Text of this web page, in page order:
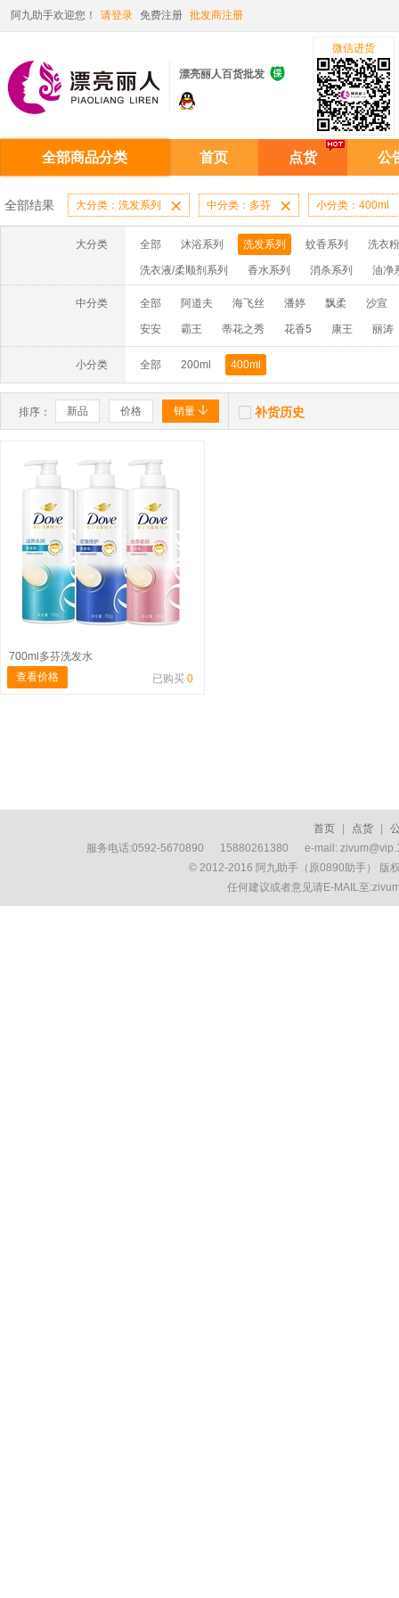
阿九助手欢迎您！ 请登录 免费注册 批发商注册
漂亮丽人百货批发 
微信进货
全部商品分类 首页 点货 公
全部结果 大分类：洗发系列  中分类：多芬  小分类：400ml
大分类 全部 沐浴系列 洗发系列 蚊香系列 洗衣
洗衣液/柔顺剂系列 香水系列 消杀系列 油净
啫喱膏/水系列 厨房油污系列 玻璃/地板/清洁系
牙膏系列 牙刷系列 固发定型系列 染发系列
洗洁精系列 保健品系列 雨伞系列家用帆布洗洁
中分类 全部 阿道夫 海飞丝 潘婷 飘柔 沙宣
安安 霸王 蒂花之秀 花香5 康王 丽涛
小分类 全部 200ml 400ml
排序： 新品 价格 销量   补货历史
700ml多芬洗发水
查看价格
已购买 0
首页 点货
服务电话:0592-5670890 15880261380 e-mail:
© 2012-2016 阿九助手（原0890助手） 版
任何建议或者意见请E-MAIL至